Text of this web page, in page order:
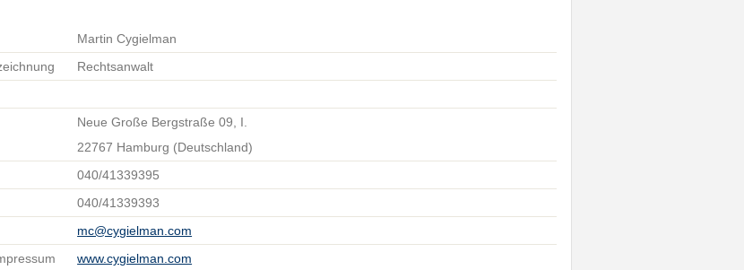
Martin Cygielman
Rechtsanwalt
Neue Große Bergstraße 09, I.
22767 Hamburg (Deutschland)
040/41339395
040/41339393
mc@cygielman.com
www.cygielman.com